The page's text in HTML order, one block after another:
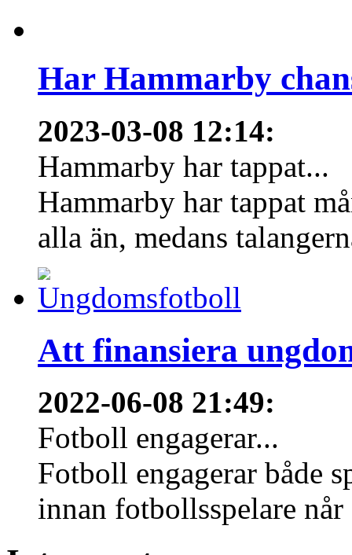
Har Hammarby
2023-03-08 12:14:
Hammarby har tappat...
Hammarby har tappat
alla än, medans
Att finansiera
2022-06-08 21:49:
Fotboll engagerar...
Fotboll engagerar både
innan fotbollsspelare